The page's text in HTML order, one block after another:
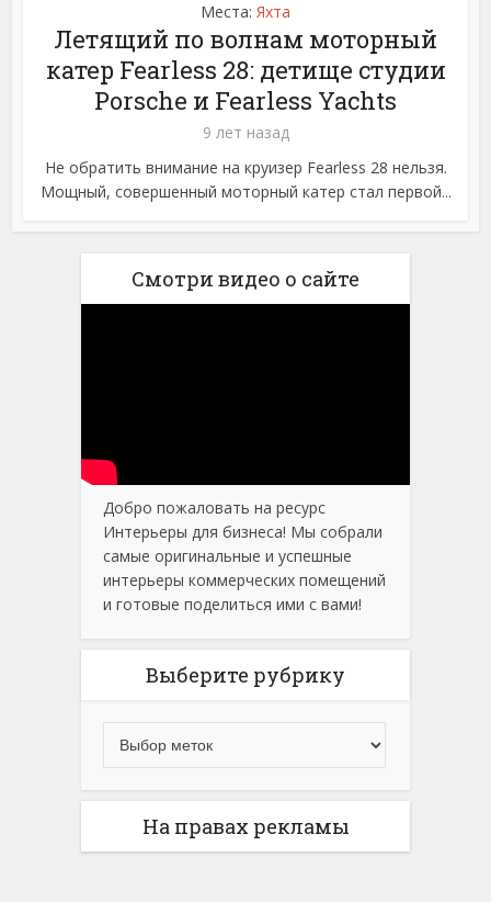
Места: Яхта
Летящий по волнам моторный
катер Fearless 28: детище студии
Porsche и Fearless Yachts
9 лет назад
Не обратить внимание на круизер Fearless 28 нельзя.
Мощный, совершенный моторный катер стал первой...
Смотри видео о сайте
Добро пожаловать на ресурс
Интерьеры для бизнеса! Мы собрали
самые оригинальные и успешные
интерьеры коммерческих помещений
и готовые поделиться ими с вами!
Выберите рубрику
На правах рекламы